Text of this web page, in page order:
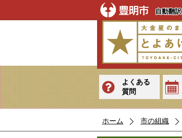
自動翻訳
よくある
質問
ホーム 市の組織